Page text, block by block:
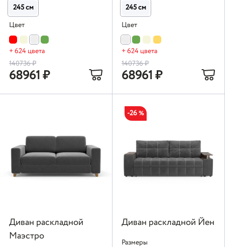
245 см
Цвет
+ 624 цвета
140736₽
68961₽
245 см
Цвет
+ 624 цвета
140736₽
68961₽
Диван раскладной
Маэстро
-26%
Диван раскладной Йен
Размеры